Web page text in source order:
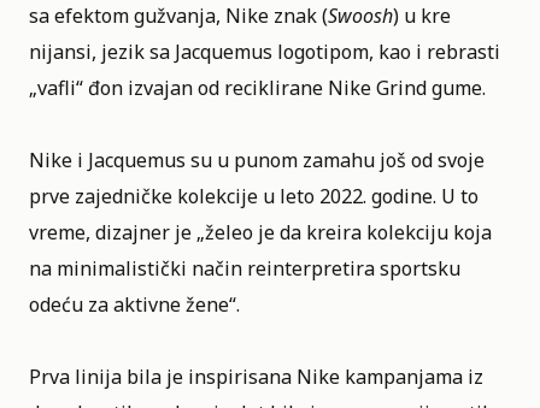
sa efektom gužvanja, Nike znak (Swoosh) u kre
nijansi, jezik sa Jacquemus logotipom, kao i rebrasti
„vafli“ đon izvajan od reciklirane Nike Grind gume.
Nike i Jacquemus su u punom zamahu još od svoje
prve zajedničke kolekcije u leto 2022. godine. U to
vreme, dizajner je „želeo je da kreira kolekciju koja
na minimalistički način reinterpretira sportsku
odeću za aktivne žene“.
Prva linija bila je inspirisana Nike kampanjama iz